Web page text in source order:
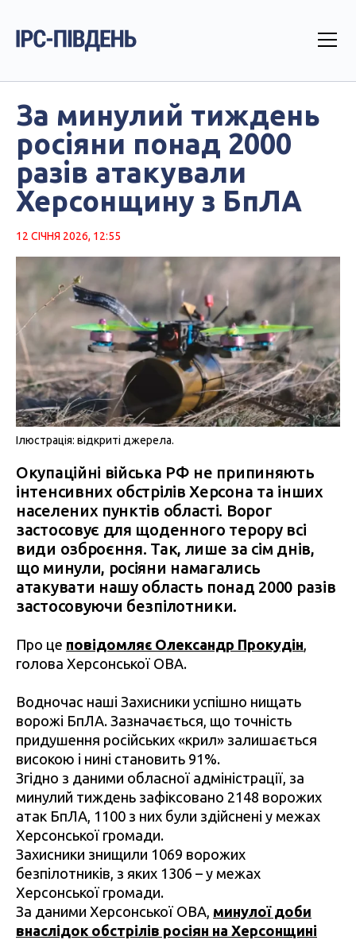
За минулий тиждень
росіяни понад 2000
разів атакували
Херсонщину з БпЛА
12 СІЧНЯ 2026, 12:55
Ілюстрація: відкриті джерела.
Окупаційні війська РФ не припиняють
інтенсивних обстрілів Херсона та інших
населених пунктів області. Ворог
застосовує для щоденного терору всі
види озброєння. Так, лише за сім днів,
що минули, росіяни намагались
атакувати нашу область понад 2000 разів
застосовуючи безпілотники.
Про це повідомляє Олександр Прокудін,
голова Херсонської ОВА.
Водночас наші Захисники успішно нищать
ворожі БпЛА. Зазначається, що точність
придушення російських «крил» залишається
високою і нині становить 91%.
Згідно з даними обласної адміністрації, за
минулий тиждень зафіксовано 2148 ворожих
атак БпЛА, 1100 з них були здійснені у межах
Херсонської громади.
Захисники знищили 1069 ворожих
безпілотників, з яких 1306 – у межах
Херсонської громади.
За даними Херсонської ОВА, минулої доби
внаслідок обстрілів росіян на Херсонщині